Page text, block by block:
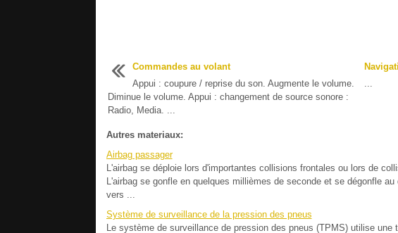
Commandes au volant
Appui : coupure / reprise du son. Augmente le volume.
Diminue le volume. Appui : changement de source sonore :
Radio, Media. ...
...
Autres materiaux:
Airbag passager
L'airbag se déploie lors d'importantes collisions frontales ou lors de
L'airbag se gonfle en quelques millièmes de seconde et se dégonfle
vers ...
Système de surveillance de la pression des pneus
Le système de surveillance de pression des pneus (TPMS) utilise